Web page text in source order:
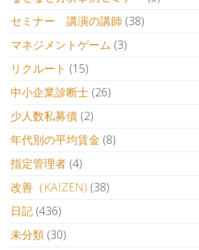
セミナー 講演の講師 (38)
マネジメントゲーム (3)
リクルート (15)
中小企業診断士 (26)
少人数私募債 (2)
年代別の平均賃金 (8)
指定管理者 (4)
改善（KAIZEN) (38)
日記 (436)
未分類 (30)